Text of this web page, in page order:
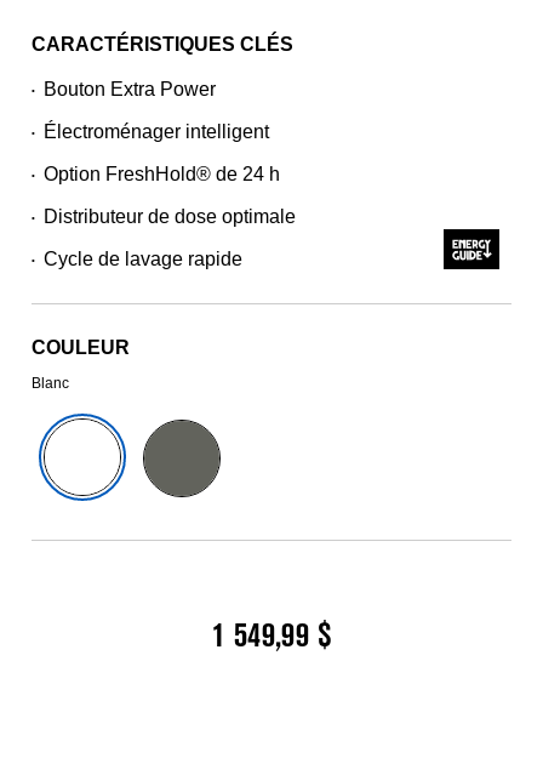
CARACTÉRISTIQUES CLÉS
• Bouton Extra Power
• Électroménager intelligent
• Option FreshHold® de 24 h
• Distributeur de dose optimale
• Cycle de lavage rapide
COULEUR
Blanc
1 549,99 $